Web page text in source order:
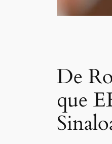
De
que